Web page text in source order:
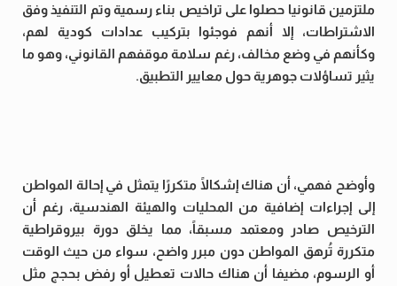
ملتزمين قانونيا حصلوا على تراخيص بناء رسمية وتم التنفيذ وفق
الاشتراطات، إلا أنهم فوجئوا بتركيب عدادات كودية لهم،
وكأنهم في وضع مخالف، رغم سلامة موقفهم القانوني، وهو ما
يثير تساؤلات جوهرية حول معايير التطبيق.
وأوضح فهمي، أن هناك إشكالًا متكررًا يتمثل في إحالة المواطن
إلى إجراءات إضافية من المحليات والهيئة الهندسية، رغم أن
الترخيص صادر ومعتمد مسبقاً، مما يخلق دورة بيروقراطية
متكررة تُرهق المواطن دون مبرر واضح، سواء من حيث الوقت
أو الرسوم، مضيفا أن هناك حالات تعطيل أو رفض بحجج مثل